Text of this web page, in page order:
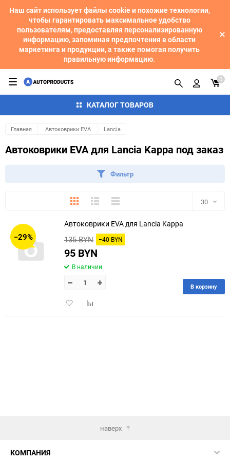
Наш сайт использует файлы cookie и похожие технологии,
чтобы гарантировать максимальное удобство
пользователям, предоставляя персонализированную
информацию, запоминая предпочтения в области
маркетинга и продукции, а также помогая получить
правильную информацию.
КАТАЛОГ ТОВАРОВ
0
Главная Автоковрики EVA Lancia
Автоковрики EVA для Lancia Kappa под заказ
Фильтр
ПлиткаПодробноКомпактно 30
150
−29%
Автоковрики EVA для Lancia Kappa
135 BYN −40 BYN
95 BYN
В наличии
ДобавитьДобавить
В корзину
наверх
КОМПАНИЯ